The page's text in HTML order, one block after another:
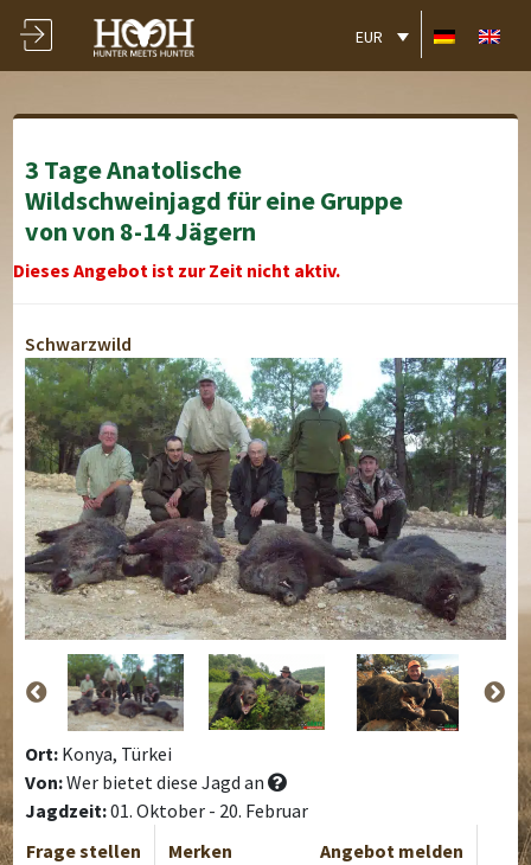
EUR
3 Tage Anatolische
Wildschweinjagd für eine Gruppe
von von 8-14 Jägern
Dieses Angebot ist zur Zeit nicht aktiv.
Schwarzwild
Ort: Konya, Türkei
Von:Wer bietet diese Jagd an
Jagdzeit:01. Oktober - 20. Februar
Frage stellen
Merken Angebot melden